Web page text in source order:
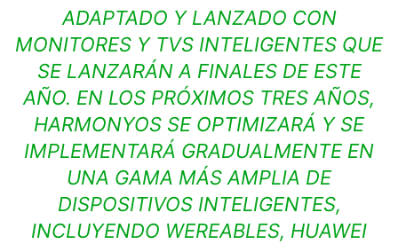
ADAPTADO Y LANZADO CON
MONITORES Y TVS INTELIGENTES QUE
SE LANZARÁN A FINALES DE ESTE
AÑO. EN LOS PRÓXIMOS TRES AÑOS,
HARMONYOS SE OPTIMIZARÁ Y SE
IMPLEMENTARÁ GRADUALMENTE EN
UNA GAMA MÁS AMPLIA DE
DISPOSITIVOS INTELIGENTES,
INCLUYENDO WEREABLES, HUAWEI